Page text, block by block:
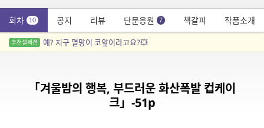
회차 10 공지 리뷰 단문응원 7 책갈피 작품소개
추천셀렉션 예? 지구 멸망이 코앞이라고요?💥
「겨울밤의 행복, 부드러운 화산폭발 컵케이
크」-51p